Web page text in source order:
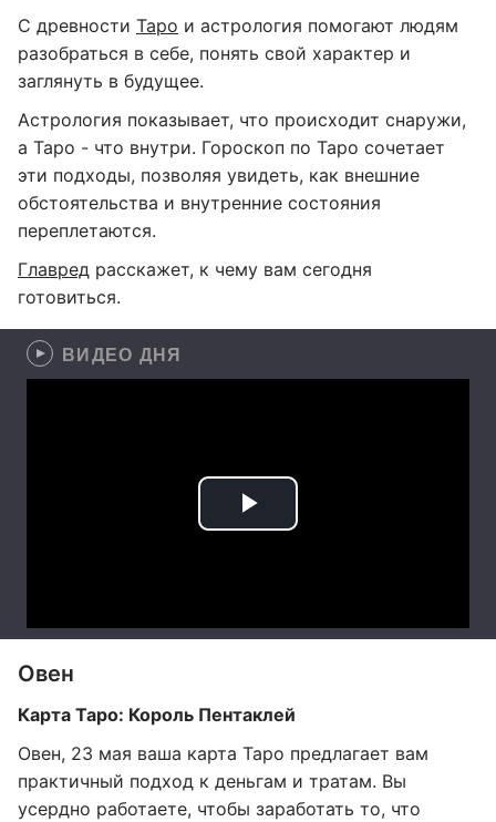
С древности Таро и астрология помогают людям
разобраться в себе, понять свой характер и
заглянуть в будущее.
Астрология показывает, что происходит снаружи,
а Таро - что внутри. Гороскоп по Таро сочетает
эти подходы, позволяя увидеть, как внешние
обстоятельства и внутренние состояния
переплетаются.
Главред расскажет, к чему вам сегодня
готовиться.
ВИДЕО ДНЯ
Овен
Карта Таро: Король Пентаклей
Овен, 23 мая ваша карта Таро предлагает вам
практичный подход к деньгам и тратам. Вы
усердно работаете, чтобы заработать то, что